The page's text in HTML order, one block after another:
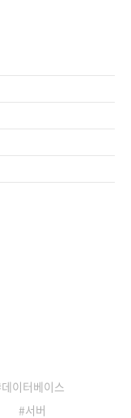
데이터베이스
서버